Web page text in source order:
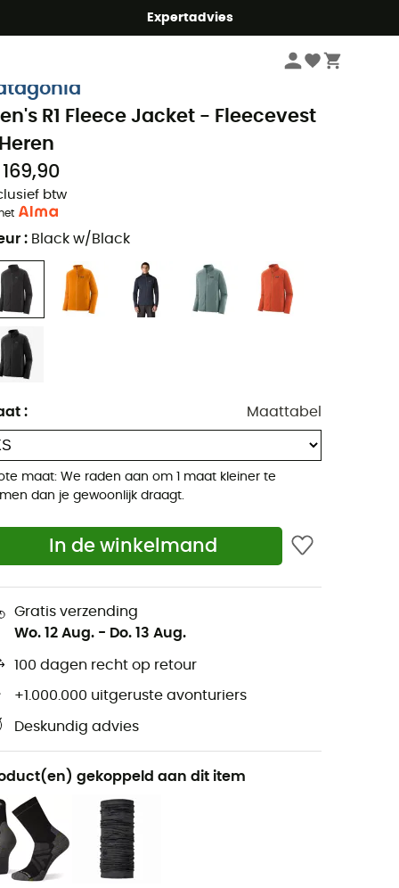
Expertadvies
R1 Fleece Jacket - Fleecevest
btw
: Black w/Black
: Maattabel
maat: We raden aan om 1 maat kleiner te
dan je gewoonlijk draagt.
In de winkelmand
Gratis verzending
Wo. 12 Aug. - Do. 13 Aug.
100 dagen recht op retour
+1.000.000 uitgeruste avonturiers
Deskundig advies
gekoppeld aan dit item